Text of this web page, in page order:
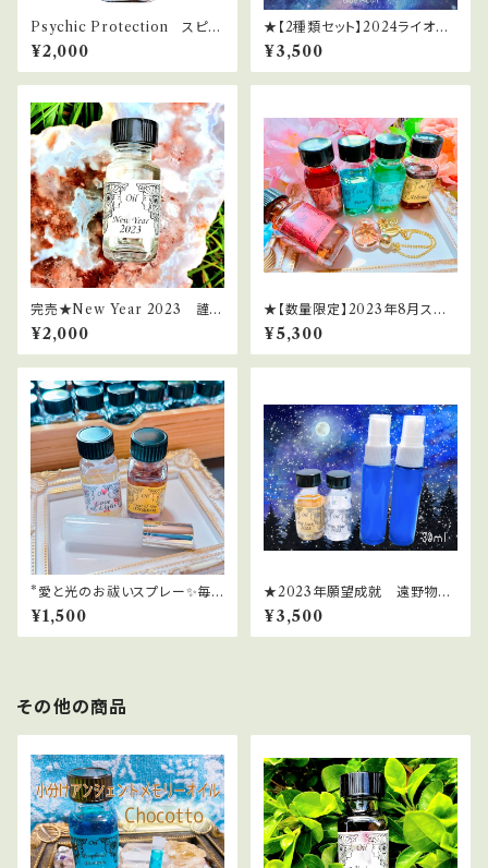
Psychic Protection スピリ
チュアル・バリア
¥2,000
★【2種類セット】2024ライオン
ズゲートサポートスプレー
¥3,500
完売★New Year 2023 謹賀
新年2023（2023年新春限定オ
イル）
¥2,000
★【数量限定】2023年8月スー
パームーン＆ブルームーンのミ
ラクル引き寄せセット
¥5,300
*愛と光のお祓いスプレー✨毎
日を光の波動にチューニング
¥1,500
★2023年願望成就 遠野物語
＆愛子物語エネルギースプレー
[30ml]
¥3,500
その他の商品